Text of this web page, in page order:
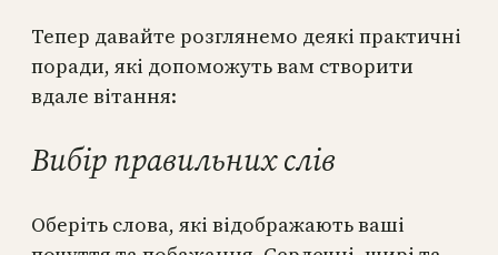
Тепер давайте розглянемо деякі практичні
поради, які допоможуть вам створити
вдале вітання:
Вибір правильних слів
Оберіть слова, які відображають ваші